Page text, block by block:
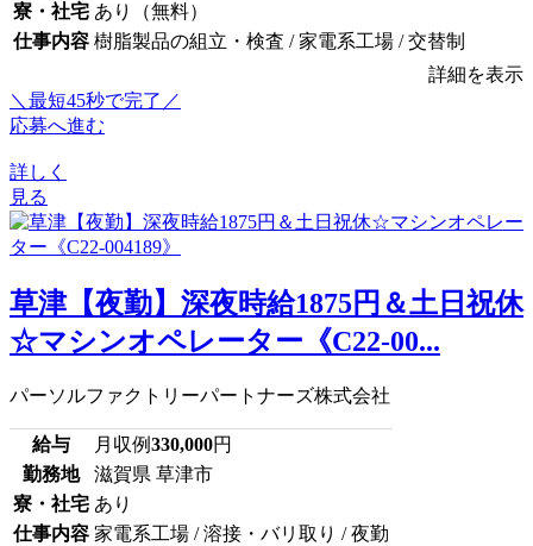
寮・社宅 あり（無料）
仕事内容 樹脂製品の組立・検査 / 家電系工場 / 交替制
詳細を表示
＼最短45秒で完了／
応募へ進む
詳しく
見る
草津【夜勤】深夜時給1875円＆土日祝休
☆マシンオペレーター《C22-00...
パーソルファクトリーパートナーズ株式会社
給与 月収例330,000円
勤務地
滋賀県 草津市
寮・社宅 あり
仕事内容 家電系工場 / 溶接・バリ取り / 夜勤